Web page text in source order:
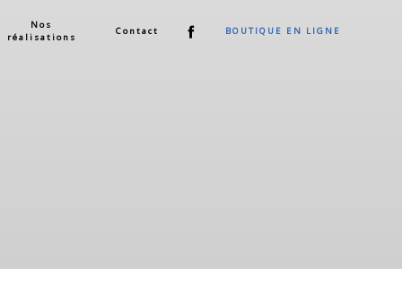
Nos
réalisations
Contact BOUTIQUE EN LIGNE